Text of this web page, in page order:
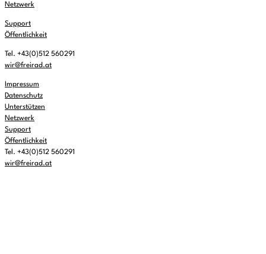
Netzwerk
Support
Öffentlichkeit
Tel. +43(0)512 560291
wir@freirad.at
Impressum
Datenschutz
Unterstützen
Netzwerk
Support
Öffentlichkeit
Tel. +43(0)512 560291
wir@freirad.at